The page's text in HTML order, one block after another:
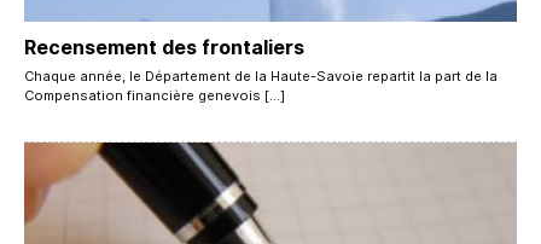
Recensement des frontaliers
Chaque année, le Département de la Haute-Savoie repartit la part de la
Compensation financière genevois […]